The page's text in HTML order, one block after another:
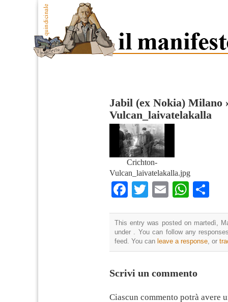
Jabil (ex Nokia) Milano
Vulcan_laivatelakalla
Crichton-
Vulcan_laivatelakalla.jpg
Facebook
TwitterEmail
This entry was posted on martedì,
under . You can follow any
feed. You can leave a response, or
Scrivi un commento
Ciascun commento potrà avere